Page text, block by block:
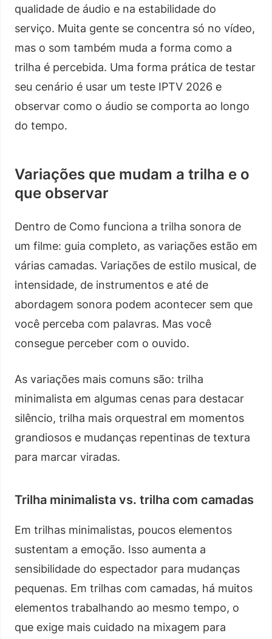
qualidade de áudio e na estabilidade do
serviço. Muita gente se concentra só no vídeo,
mas o som também muda a forma como a
trilha é percebida. Uma forma prática de testar
seu cenário é usar um teste IPTV 2026 e
observar como o áudio se comporta ao longo
do tempo.
Variações que mudam a trilha e o
que observar
Dentro de Como funciona a trilha sonora de
um filme: guia completo, as variações estão em
várias camadas. Variações de estilo musical, de
intensidade, de instrumentos e até de
abordagem sonora podem acontecer sem que
você perceba com palavras. Mas você
consegue perceber com o ouvido.
As variações mais comuns são: trilha
minimalista em algumas cenas para destacar
silêncio, trilha mais orquestral em momentos
grandiosos e mudanças repentinas de textura
para marcar viradas.
Trilha minimalista vs. trilha com camadas
Em trilhas minimalistas, poucos elementos
sustentam a emoção. Isso aumenta a
sensibilidade do espectador para mudanças
pequenas. Em trilhas com camadas, há muitos
elementos trabalhando ao mesmo tempo, o
que exige mais cuidado na mixagem para